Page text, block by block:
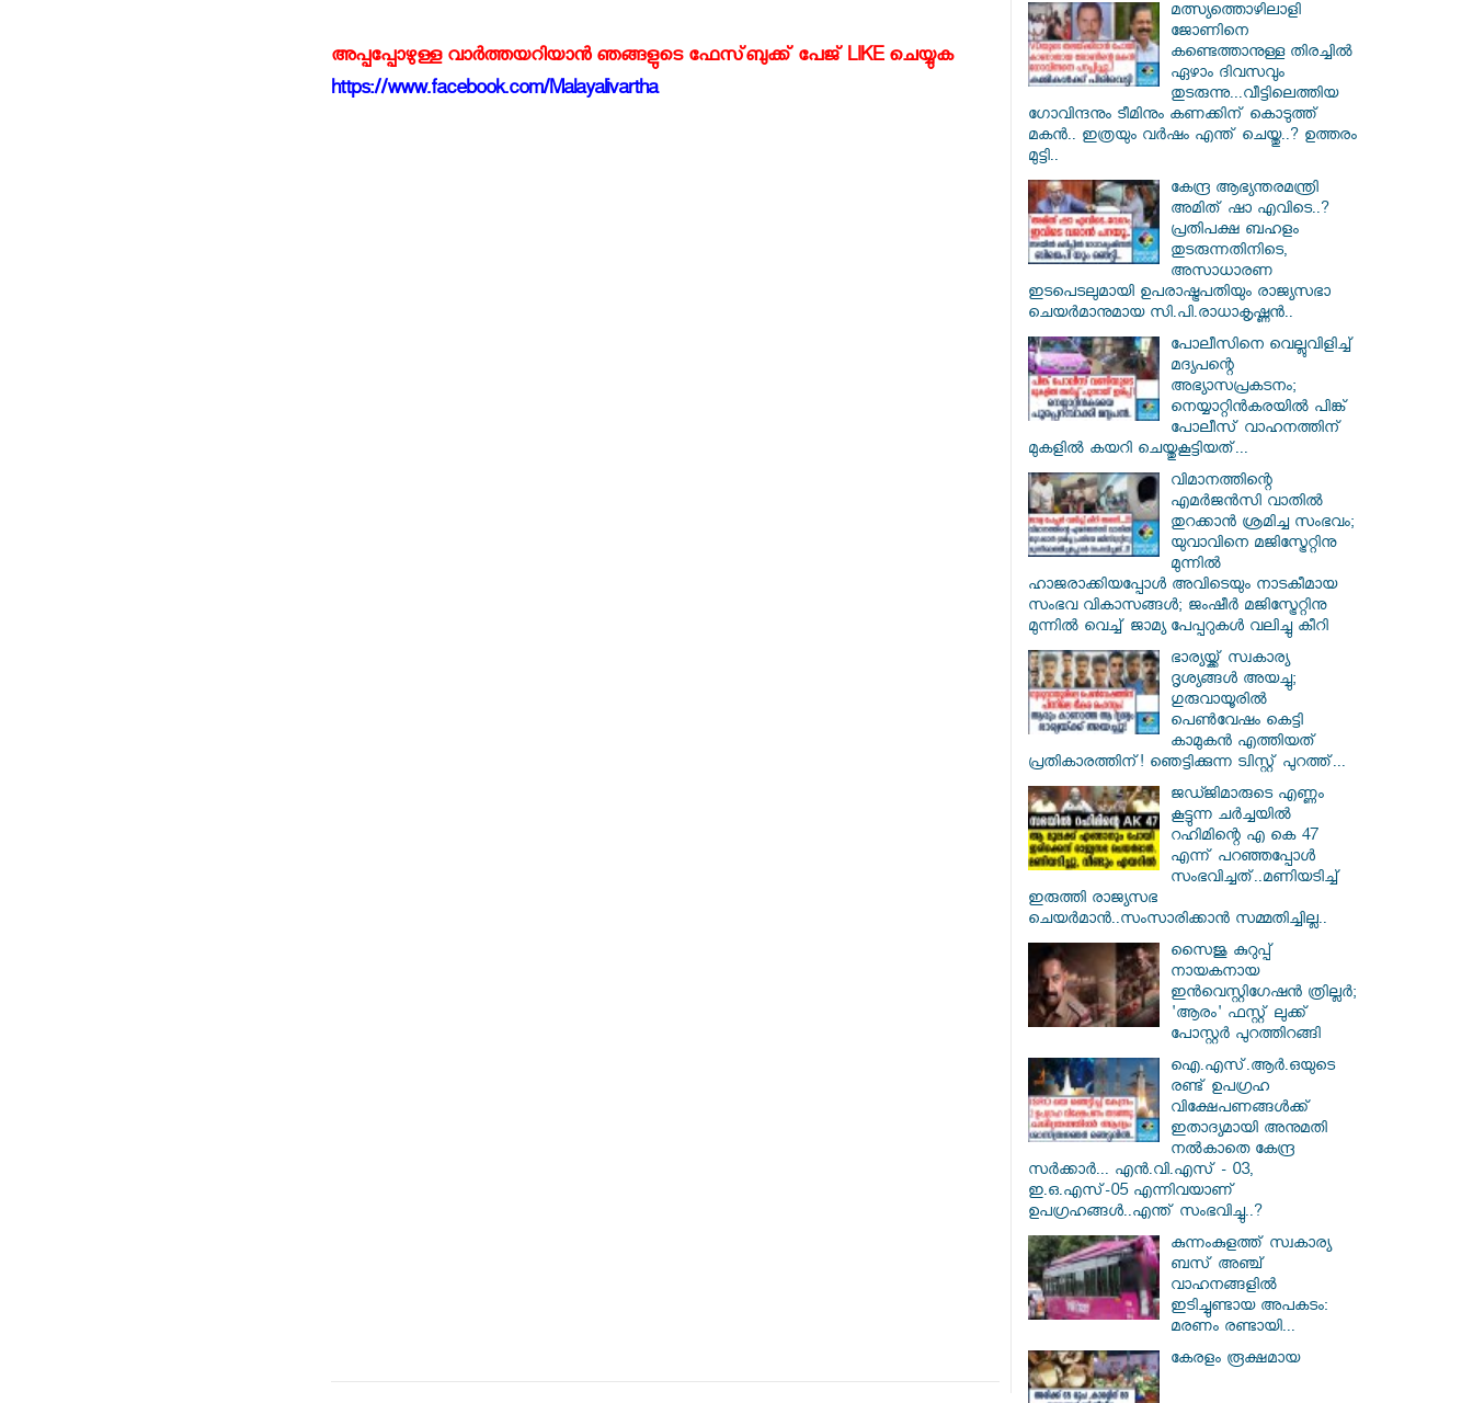
അപ്പപ്പോഴുള്ള വാര്‍ത്തയറിയാന്‍ ഞങ്ങളുടെ ഫേസ്‌ബുക്ക്‌ പേജ് LIKE ചെയ്യുക
https://www.facebook.com/Malayalivartha
മത്സ്യത്തൊഴിലാളി
ജോണിനെ
കണ്ടെത്താനുള്ള തിരച്ചിൽ
ഏഴാം ദിവസവും
തുടരുന്നു...വീട്ടിലെത്തിയ
ഗോവിന്ദനും ടീമിനും കണക്കിന് കൊടുത്ത്
മകൻ.. ഇത്രയും വർഷം എന്ത് ചെയ്തു..? ഉത്തരം
മുട്ടി..
കേന്ദ്ര ആഭ്യന്തരമന്ത്രി
അമിത് ഷാ എവിടെ..?
പ്രതിപക്ഷ ബഹളം
തുടരുന്നതിനിടെ,
അസാധാരണ
ഇടപെടലുമായി ഉപരാഷ്ട്രപതിയും രാജ്യസഭാ
ചെയർമാനുമായ സി.പി.രാധാകൃഷ്ണൻ..
പോലീസിനെ വെല്ലുവിളിച്ച്
മദ്യപന്റെ
അഭ്യാസപ്രകടനം;
നെയ്യാറ്റിൻകരയിൽ പിങ്ക്
പോലീസ് വാഹനത്തിന്
മുകളിൽ കയറി ചെയ്തുകൂട്ടിയത്...
വിമാനത്തിന്റെ
എമർജൻസി വാതിൽ
തുറക്കാൻ ശ്രമിച്ച സംഭവം;
യുവാവിനെ മജിസ്ട്രേറ്റിനു
മുന്നിൽ
ഹാജരാക്കിയപ്പോൾ അവിടെയും നാടകീമായ
സംഭവ വികാസങ്ങൾ; ജംഷീർ മജിസ്ട്രേറ്റിനു
മുന്നിൽ വെച്ച് ജാമ്യ പേപ്പറുകൾ വലിച്ചു കീറി
ഭാര്യയ്ക്ക് സ്വകാര്യ
ദൃശ്യങ്ങൾ അയച്ചു;
ഗുരുവായൂരിൽ
പെൺവേഷം കെട്ടി
കാമുകൻ എത്തിയത്
പ്രതികാരത്തിന്! ഞെട്ടിക്കുന്ന ട്വിസ്റ്റ് പുറത്ത്...
ജഡ്ജിമാരുടെ എണ്ണം
കൂട്ടുന്ന ചർച്ചയിൽ
റഹിമിന്റെ എ കെ 47
എന്ന് പറഞ്ഞപ്പോൾ
സംഭവിച്ചത്..മണിയടിച്ച്
ഇരുത്തി രാജ്യസഭ
ചെയർമാൻ..സംസാരിക്കാൻ സമ്മതിച്ചില്ല..
സൈജു കുറുപ്പ്
നായകനായ
ഇൻവെസ്റ്റിഗേഷൻ ത്രില്ലർ;
'ആരം' ഫസ്റ്റ് ലുക്ക്
പോസ്റ്റർ പുറത്തിറങ്ങി
ഐ.എസ്.ആർ.ഒയുടെ
രണ്ട് ഉപഗ്രഹ
വിക്ഷേപണങ്ങൾക്ക്
ഇതാദ്യമായി അനുമതി
നൽകാതെ കേന്ദ്ര
സർക്കാർ... എൻ.വി.എസ് - 03,
ഇ.ഒ.എസ്-05 എന്നിവയാണ്
ഉപഗ്രഹങ്ങൾ..എന്ത് സംഭവിച്ചു..?
കുന്നംകുളത്ത് സ്വകാര്യ
ബസ് അഞ്ച്
വാഹനങ്ങളിൽ
ഇടിച്ചുണ്ടായ അപകടം:
മരണം രണ്ടായി...
കേരളം രൂക്ഷമായ